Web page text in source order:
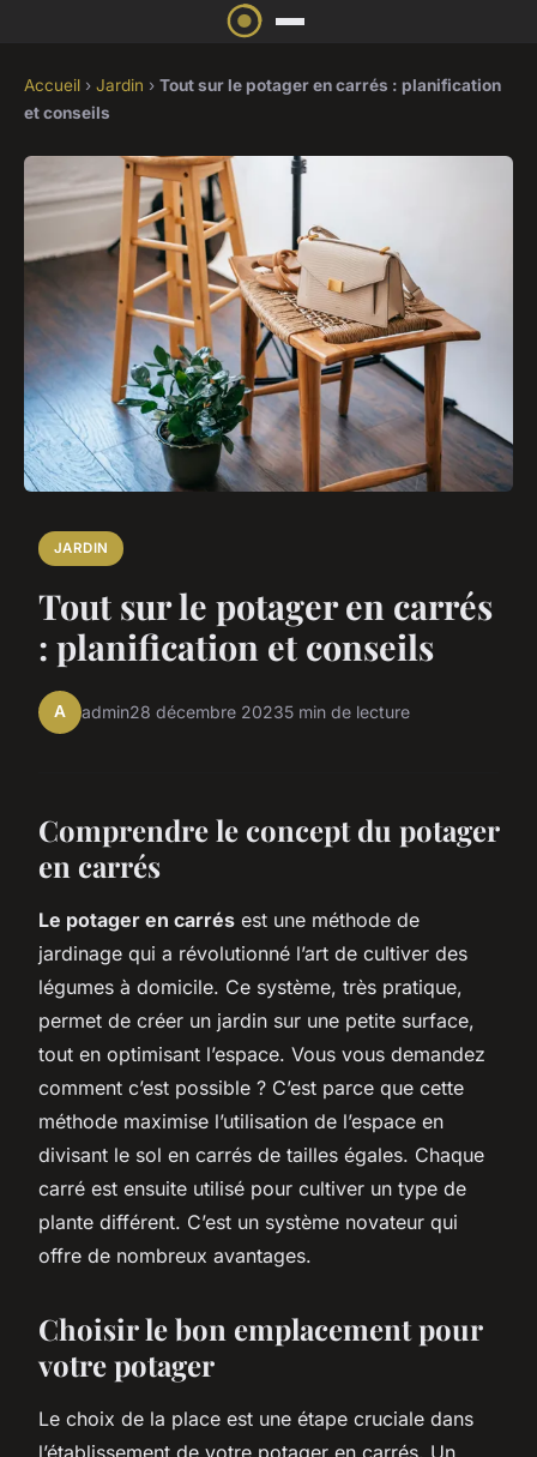
Accueil › Jardin › Tout sur le potager en carrés : planification
et conseils
JARDIN
Tout sur le potager en carrés
: planification et conseils
A admin28 décembre 20235 min de lecture
Comprendre le concept du potager
en carrés
Le potager en carrés est une méthode de
jardinage qui a révolutionné l’art de cultiver des
légumes à domicile. Ce système, très pratique,
permet de créer un jardin sur une petite surface,
tout en optimisant l’espace. Vous vous demandez
comment c’est possible ? C’est parce que cette
méthode maximise l’utilisation de l’espace en
divisant le sol en carrés de tailles égales. Chaque
carré est ensuite utilisé pour cultiver un type de
plante différent. C’est un système novateur qui
offre de nombreux avantages.
Choisir le bon emplacement pour
votre potager
Le choix de la place est une étape cruciale dans
l’établissement de votre potager en carrés. Un